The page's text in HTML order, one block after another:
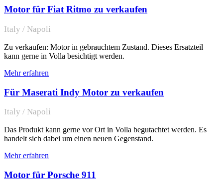
Motor für Fiat Ritmo zu verkaufen
Italy / Napoli
Zu verkaufen: Motor in gebrauchtem Zustand. Dieses Ersatzteil
kann gerne in Volla besichtigt werden.
Mehr erfahren
Für Maserati Indy Motor zu verkaufen
Italy / Napoli
Das Produkt kann gerne vor Ort in Volla begutachtet werden. Es
handelt sich dabei um einen neuen Gegenstand.
Mehr erfahren
Motor für Porsche 911